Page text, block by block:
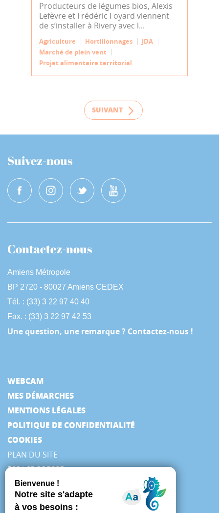
Producteurs de légumes bios, Alexis
Lefèvre et Frédéric Foyard viennent
de s’installer à Rivery avec l...
Agriculture Hortillonnages
JDA
Marché de plein vent
Projet alimentaire territorial
SUIVANT
Suivez-nous
Contactez-nous
Amiens Métropole
BP 2720 - 80027 Amiens CEDEX
Tél. : (33) 3 22 97 40 40
Fax. : (33) 3 22 97 42 53
Une question, une remarque ? Contactez-nous !
WEBCAM
MES DÉMARCHES
MENTIONS LÉGALES
POLITIQUE DE CONFIDENTIALITÉ
COOKIES
PLAN DU SITE
ESPACE PRESSE